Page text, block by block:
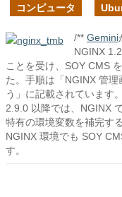
コンピュータ
/** Gemini
NGINX
ことを受け、SOY CMS
た。手順は「NGINX 管
う」に記載されています
2.9.0 以降では、NGINX
特有の環境変数を補完す
NGINX 環境でも SOY
す。